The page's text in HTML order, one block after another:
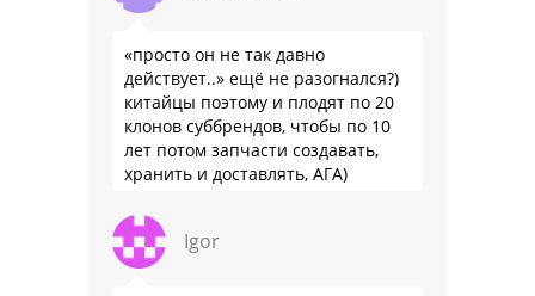
«просто он не так давно
действует..» ещё не разогнался?)
китайцы поэтому и плодят по 20
клонов суббрендов, чтобы по 10
лет потом запчасти создавать,
хранить и доставлять, АГА)
Igor